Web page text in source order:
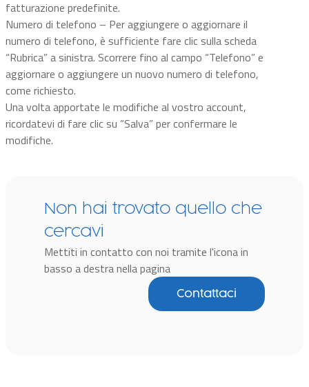
fatturazione predefinite.
Numero di telefono – Per aggiungere o aggiornare il
numero di telefono, è sufficiente fare clic sulla scheda
“Rubrica” a sinistra. Scorrere fino al campo “Telefono” e
aggiornare o aggiungere un nuovo numero di telefono,
come richiesto.
Una volta apportate le modifiche al vostro account,
ricordatevi di fare clic su “Salva” per confermare le
modifiche.
Non hai trovato quello che
cercavi
Mettiti in contatto con noi tramite l'icona in
basso a destra nella pagina
Contattaci